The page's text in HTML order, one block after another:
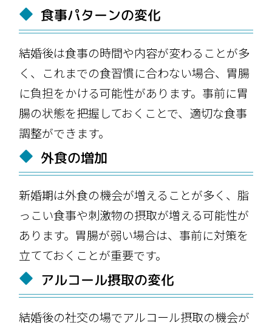
食事パターンの変化
結婚後は食事の時間や内容が変わることが多
く、これまでの食習慣に合わない場合、胃腸
に負担をかける可能性があります。事前に胃
腸の状態を把握しておくことで、適切な食事
調整ができます。
外食の増加
新婚期は外食の機会が増えることが多く、脂
っこい食事や刺激物の摂取が増える可能性が
あります。胃腸が弱い場合は、事前に対策を
立てておくことが重要です。
アルコール摂取の変化
結婚後の社交の場でアルコール摂取の機会が